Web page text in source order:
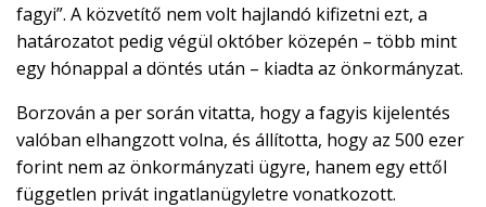
fagyi”. A közvetítő nem volt hajlandó kifizetni ezt, a
határozatot pedig végül október közepén – több mint
egy hónappal a döntés után – kiadta az önkormányzat.
Borzován a per során vitatta, hogy a fagyis kijelentés
valóban elhangzott volna, és állította, hogy az 500 ezer
forint nem az önkormányzati ügyre, hanem egy ettől
független privát ingatlanügyletre vonatkozott.